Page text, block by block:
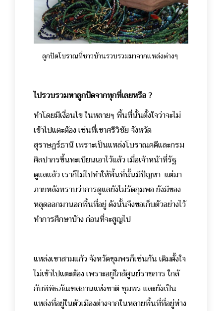
ลูกปัดโบราณที่ชาวบ้านรวบรวมมาจากแหล่งต่างๆ
ไปรวบรวมหาลูกปัดจากทุกที่เลยหรือ ?
ทำโดยมีเงื่อนไข ในหลายๆ พื้นที่นั้นตั้งใจว่าจะไม่
เข้าไปแตะต้อง เช่นที่เขาศรีวิชัย จังหวัด
สุราษฎร์ธานี เพราะเป็นแหล่งโบราณคดีและกรม
ศิลปากรขึ้นทะเบียนเอาไว้แล้ว เมื่อเจ้าหน้าที่รัฐ
ดูแลแล้ว เราก็ไม่ไปทำให้พื้นที่นั้นมีปัญหา แต่มา
ภายหลังทราบว่าการดูแลยังไม่รัดกุมพอ ยังมีของ
หลุดออกมานอกพื้นที่อยู่ ดังนั้นจึงขอเก็บตัวอย่างไว้
ทำการศึกษาบ้าง ก่อนที่จะสูญไป
แหล่งเขาสามแก้ว จังหวัดชุมพรก็เช่นกัน เดิมตั้งใจ
ไม่เข้าไปแตะต้อง เพราะอยู่ใกล้ศูนย์ราชการ ใกล้
กับพิพิธภัณฑสถานแห่งชาติ ชุมพร และยังเป็น
แหล่งที่อยู่ในตัวเมืองต่างจากในหลายพื้นที่ที่อยู่ห่าง